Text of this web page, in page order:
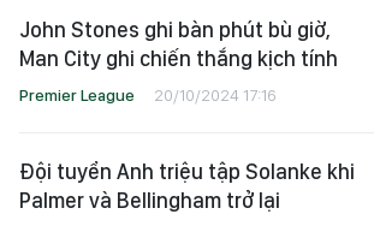
John Stones ghi bàn phút bù giờ,
Man City ghi chiến thắng kịch tính
Premier League 20/10/2024 17:16
Đội tuyển Anh triệu tập Solanke khi
Palmer và Bellingham trở lại